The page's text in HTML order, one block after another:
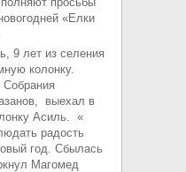
«Елки
9 лет из селения
колонку.
Собрания
выехал в
Асиль. «
радость
год. Сбылась
Магомед